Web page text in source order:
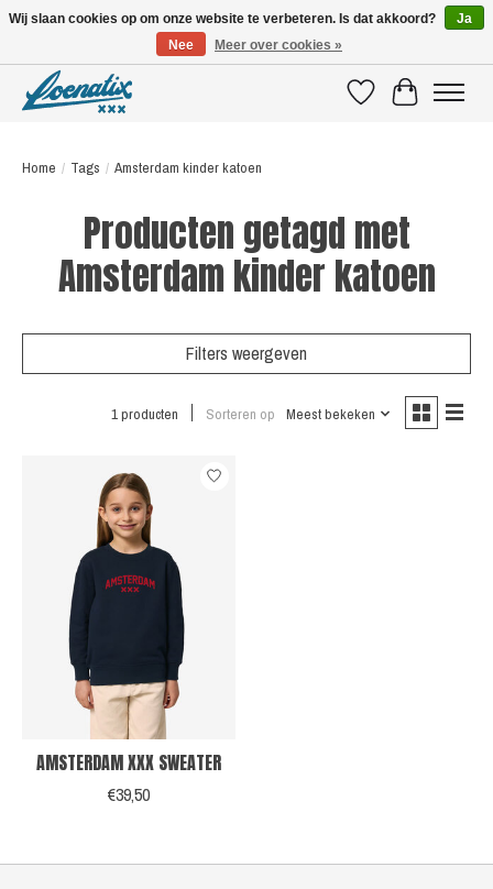
VerlanglijstWinkelwagen
Home / Tags / Amsterdam kinder katoen
Producten getagd met
Amsterdam kinder katoen
Filters weergeven
1 producten Sorteren op Meest bekeken
AMSTERDAM XXX SWEATER
€39,50
Wij slaan cookies op om onze website te verbeteren. Is dat akkoord?
Ja
Nee
Meer over cookies »